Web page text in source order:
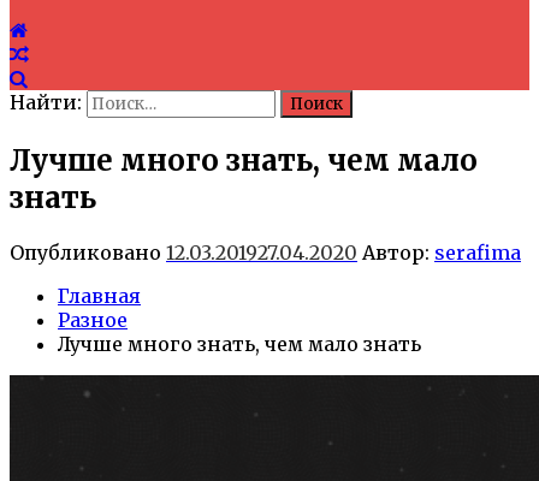
Найти:
Лучше много знать, чем мало
знать
Опубликовано 12.03.201927.04.2020 Автор: serafima
Главная
Разное
Лучше много знать, чем мало знать